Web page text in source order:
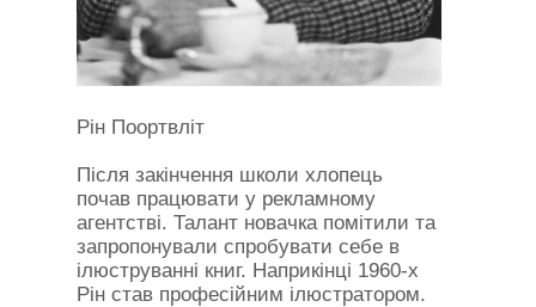
Рін Поортвліт
Після закінчення школи хлопець
почав працювати у рекламному
агентстві. Талант новачка помітили та
запропонували спробувати себе в
ілюструванні книг. Наприкінці 1960-х
Рін став професійним ілюстратором.